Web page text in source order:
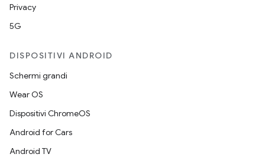
Privacy
5G
DISPOSITIVI ANDROID
Schermi grandi
Wear OS
Dispositivi ChromeOS
Android for Cars
Android TV